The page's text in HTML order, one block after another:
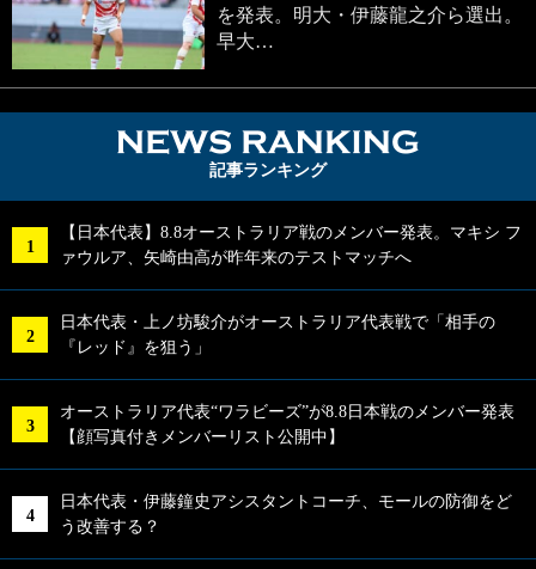
を発表。明大・伊藤龍之介ら選出。
早大…
記事ランキング
【日本代表】8.8オーストラリア戦のメンバー発表。マキシ フ
ァウルア、矢崎由高が昨年来のテストマッチへ
日本代表・上ノ坊駿介がオーストラリア代表戦で「相手の
『レッド』を狙う」
オーストラリア代表“ワラビーズ”が8.8日本戦のメンバー発表
【顔写真付きメンバーリスト公開中】
日本代表・伊藤鐘史アシスタントコーチ、モールの防御をど
う改善する？